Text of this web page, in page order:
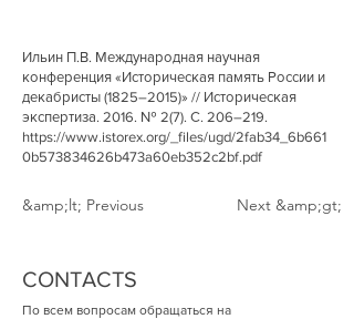
Ильин П.В. Международная научная
конференция «Историческая память России и
декабристы (1825–2015)» // Историческая
экспертиза. 2016. № 2(7). С. 206–219.
https://www.istorex.org/_files/ugd/2fab34_6b661
0b573834626b473a60eb352c2bf.pdf
&amp;lt; Previous Next &amp;gt;
CONTACTS
По всем вопросам обращаться на